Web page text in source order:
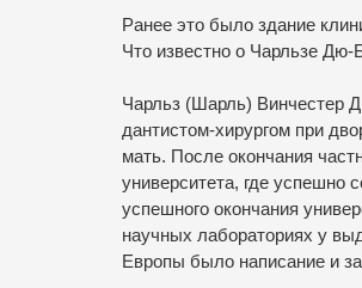
Ранее это было здание
Что известно о Чарльзе
Чарльз (Шарль) Винчестер
дантистом-хирургом при
мать. После окончания
университета, где успешно
успешного окончания
научных лабораториях у
Европы было написание и